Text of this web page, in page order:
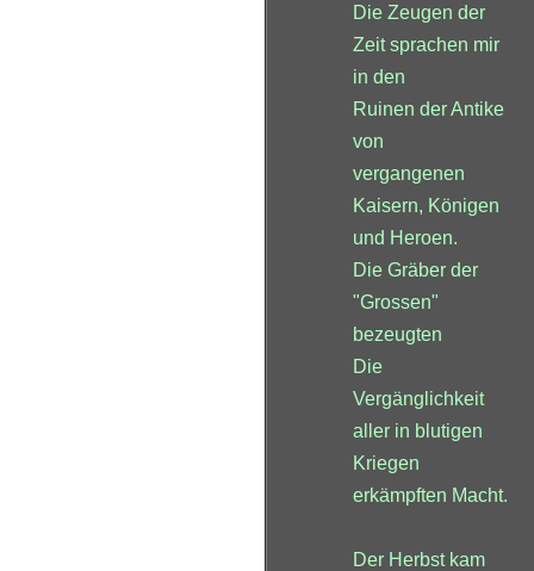
Die Zeugen der
Zeit sprachen mir
in den
Ruinen der Antike
von
vergangenen
Kaisern, Königen
und Heroen.
Die Gräber der
"Grossen"
bezeugten
Die
Vergänglichkeit
aller in blutigen
Kriegen
erkämpften Macht.
Der Herbst kam